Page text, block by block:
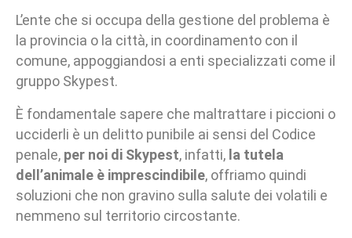
L’ente che si occupa della gestione del problema è
la provincia o la città, in coordinamento con il
comune, appoggiandosi a enti specializzati come il
gruppo Skypest.
È fondamentale sapere che maltrattare i piccioni o
ucciderli è un delitto punibile ai sensi del Codice
penale, per noi di Skypest, infatti, la tutela
dell’animale è imprescindibile, offriamo quindi
soluzioni che non gravino sulla salute dei volatili e
nemmeno sul territorio circostante.